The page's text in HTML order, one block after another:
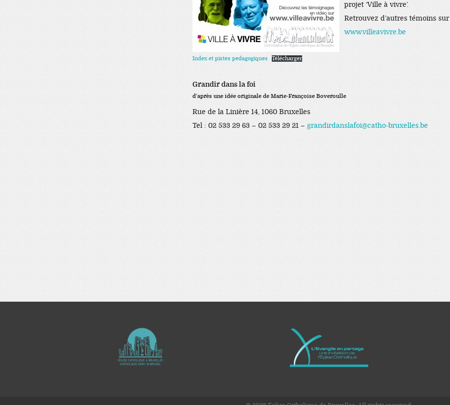
projet ‘Ville à vivre’.
Retrouvez d’autres témoins sur
www.villeavivre.be
Index et pistes pedagogiques Télécharger
Grandir dans la foi
d’après une idée originale de Marie-Françoise Boveroulle
Rue de la Linière 14, 1060 Bruxelles
Tel : 02 533 29 63 – 02 533 29 21 –grandirdanslafoi@catho-bruxelles.be